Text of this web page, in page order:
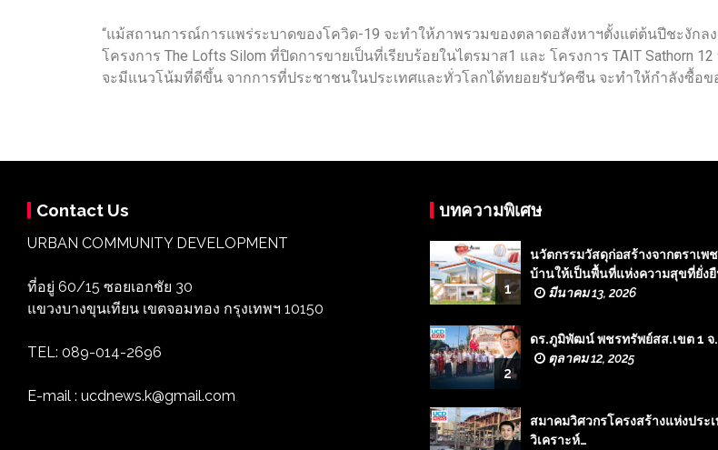
“แม้สถานการณ์การแพร่ระบาดของโควิด-19 จะทำให้ภาพรวมของตลาดอสังหาฯตั้งแต่ต้นปีชะงัก
โครงการ The Lofts Silom ที่ปิดการขายเป็นที่เรียบร้อยในไตรมาส1 และ โครงการ TAIT
จะมีแนวโน้มที่ดีขึ้น จากการที่ประชาชนในประเทศและทั่วโลกได้ทยอยรับวัคซีน จะทำให้กำลังซื้อข
Contact Us
URBAN COMMUNITY DEVELOPMENT
ที่อยู่ 60/15 ซอยเอกชัย 30
แขวงบางขุนเทียน เขตจอมทอง กรุงเทพฯ 10150
TEL: 089-014-2696
E-mail : ucdnews.k@gmail.com
บทความพิเศษ
1
นวัตกรรมวัสดุก่อสร้างจากตราเพ
บ้านให้เป็นพื้นที่แห่งความสุขที่ยั่ง
มีนาคม 13, 2026
2
ดร.ภูมิพัฒน์ พชรทรัพย์สส.เขต 1
ตุลาคม 12, 2025
สมาคมวิศวกรโครงสร้างแห่งประ
วิเคราะห์…